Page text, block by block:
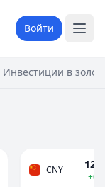
Войти
Инвестиции в
CNY